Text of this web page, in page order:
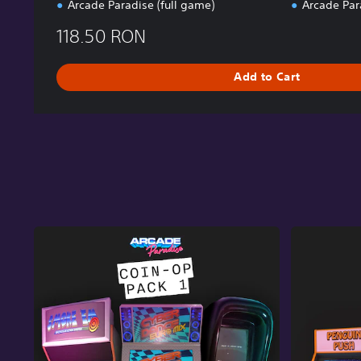
Arcade Paradise (full game) Arcade
118.50 RON
Add to Cart